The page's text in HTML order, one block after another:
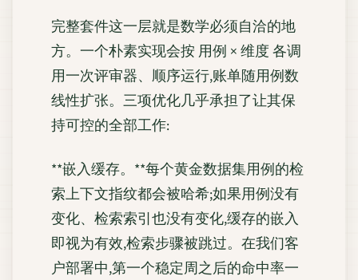
完整套件这一层就是数学必须自洽的地
方。一个朴素实现会按 用例 × 维度 各调
用一次评审器、顺序运行,账单随用例数
线性扩张。三项优化几乎承担了让其保
持可控的全部工作:
**嵌入缓存。**每个黄金数据集用例的检
索上下文指纹都会被哈希;如果用例没有
变化、检索索引也没有变化,缓存的嵌入
即视为有效,检索步骤被跳过。在我们客
户部署中,第一个稳定周之后的命中率一